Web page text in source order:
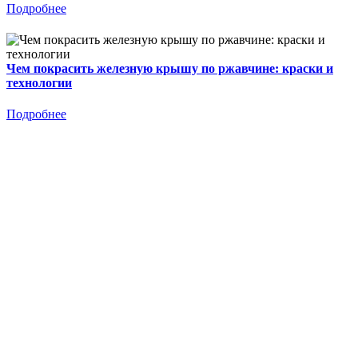
Подробнее
Чем покрасить железную крышу по ржавчине: краски и
технологии
Подробнее